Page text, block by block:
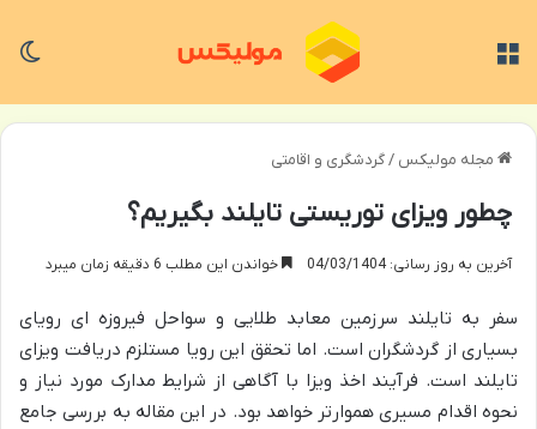
مجله مولیکس /گردشگری و اقامتی
چطور ویزای توریستی تایلند بگیریم؟
آخرین به روز رسانی: 04/03/1404 خواندن این مطلب 6 دقیقه زمان میبرد
سفر به تایلند سرزمین معابد طلایی و سواحل فیروزه ای رویای
بسیاری از گردشگران است. اما تحقق این رویا مستلزم دریافت ویزای
تایلند است. فرآیند اخذ ویزا با آگاهی از شرایط مدارک مورد نیاز و
نحوه اقدام مسیری هموارتر خواهد بود. در این مقاله به بررسی جامع